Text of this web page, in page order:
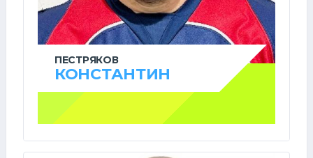
ПЕСТРЯКОВ
КОНСТАНТИН